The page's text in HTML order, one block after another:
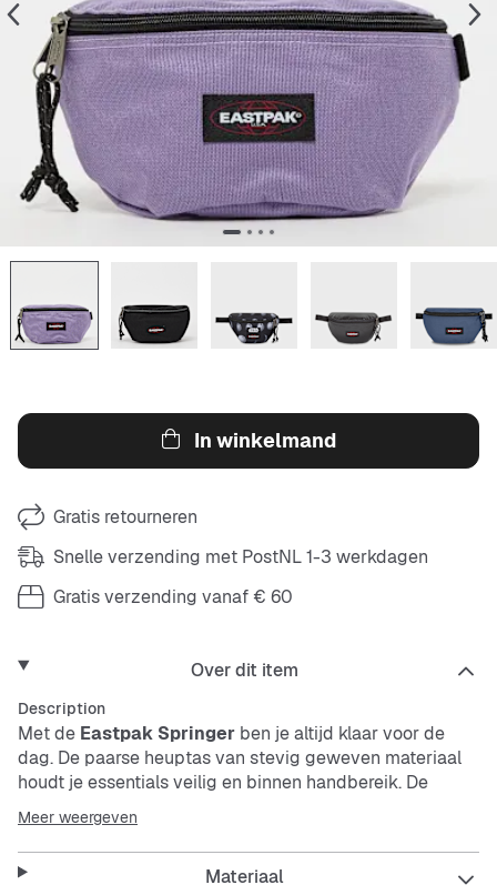
In winkelmand
Gratis retourneren
Snelle verzending met PostNL 1-3 werkdagen
Gratis verzending vanaf € 60
Over dit item
Description
Met de Eastpak Springer ben je altijd klaar voor de
dag. De paarse heuptas van stevig geweven materiaal
houdt je essentials veilig en binnen handbereik. De
verstelbare band zorgt voor de perfecte pasvorm, of je
hem nu om je heup draagt of schuin over je schouder.
Meer weergeven
Materiaal